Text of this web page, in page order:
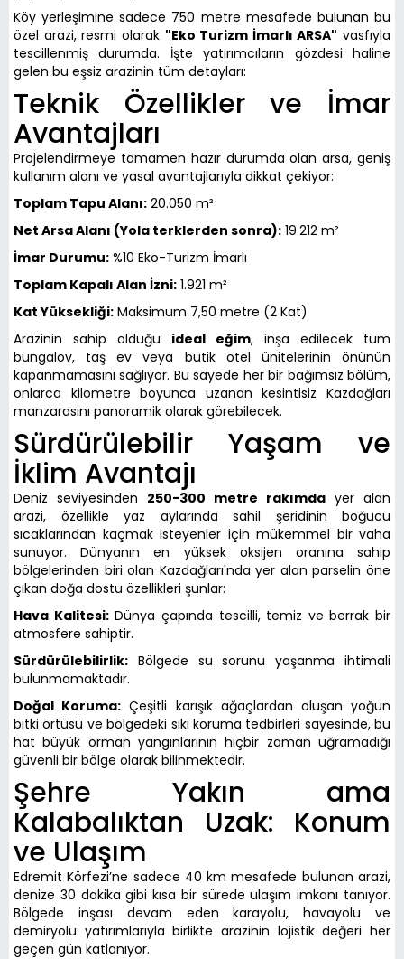
Köy yerleşimine sadece 750 metre mesafede bulunan bu
özel arazi, resmi olarak "Eko Turizm İmarlı ARSA" vasfıyla
tescillenmiş durumda. İşte yatırımcıların gözdesi haline
gelen bu eşsiz arazinin tüm detayları:
Teknik Özellikler ve İmar
Avantajları
Projelendirmeye tamamen hazır durumda olan arsa, geniş
kullanım alanı ve yasal avantajlarıyla dikkat çekiyor:
Toplam Tapu Alanı: 20.050 m²
Net Arsa Alanı (Yola terklerden sonra): 19.212 m²
İmar Durumu: %10 Eko-Turizm İmarlı
Toplam Kapalı Alan İzni: 1.921 m²
Kat Yüksekliği: Maksimum 7,50 metre (2 Kat)
Arazinin sahip olduğu ideal eğim, inşa edilecek tüm
bungalov, taş ev veya butik otel ünitelerinin önünün
kapanmamasını sağlıyor. Bu sayede her bir bağımsız bölüm,
onlarca kilometre boyunca uzanan kesintisiz Kazdağları
manzarasını panoramik olarak görebilecek.
Sürdürülebilir Yaşam ve
İklim Avantajı
Deniz seviyesinden 250-300 metre rakımda yer alan
arazi, özellikle yaz aylarında sahil şeridinin boğucu
sıcaklarından kaçmak isteyenler için mükemmel bir vaha
sunuyor. Dünyanın en yüksek oksijen oranına sahip
bölgelerinden biri olan Kazdağları'nda yer alan parselin öne
çıkan doğa dostu özellikleri şunlar:
Hava Kalitesi:Dünya çapında tescilli, temiz ve berrak bir
atmosfere sahiptir.
Sürdürülebilirlik: Bölgede su sorunu yaşanma ihtimali
bulunmamaktadır.
Doğal Koruma: Çeşitli karışık ağaçlardan oluşan yoğun
bitki örtüsü ve bölgedeki sıkı koruma tedbirleri sayesinde, bu
hat büyük orman yangınlarının hiçbir zaman uğramadığı
güvenli bir bölge olarak bilinmektedir.
Şehre Yakın ama
Kalabalıktan Uzak: Konum
ve Ulaşım
Edremit Körfezi’ne sadece 40 km mesafede bulunan arazi,
denize 30 dakika gibi kısa bir sürede ulaşım imkanı tanıyor.
Bölgede inşası devam eden karayolu, havayolu ve
demiryolu yatırımlarıyla birlikte arazinin lojistik değeri her
geçen gün katlanıyor.